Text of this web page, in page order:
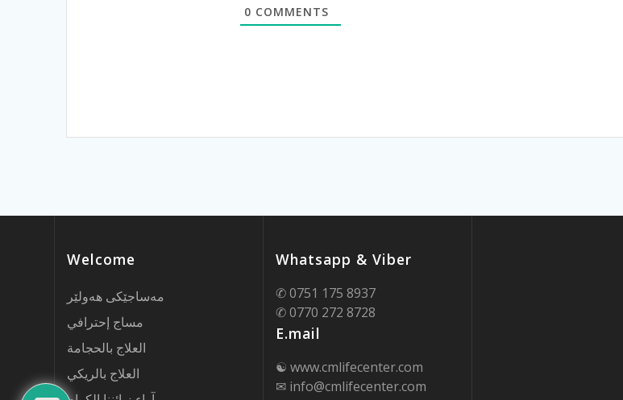
0 COMMENTS
Welcome
مەساجێکی هەولێر
مساج إحترافي
العلاج بالحجامة
العلاج بالريكي
Whatsapp & Viber
✆ 0751 175 8937
✆ 0770 272 8728
E.mail
☯ www.cmlifecenter.com
✉ info@cmlifecenter.com